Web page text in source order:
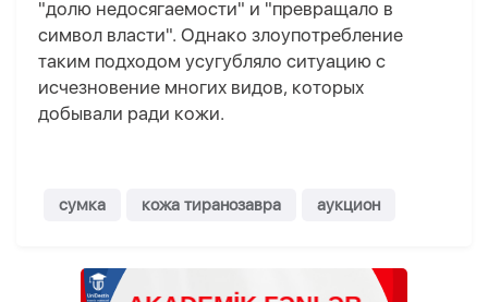
"долю недосягаемости" и "превращало в
символ власти". Однако злоупотребление
таким подходом усугубляло ситуацию с
исчезновение многих видов, которых
добывали ради кожи.
сумка кожа тиранозавра аукцион